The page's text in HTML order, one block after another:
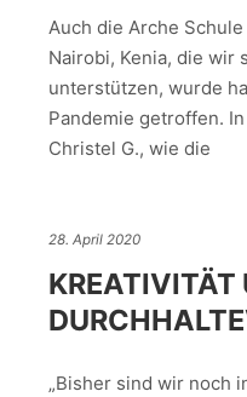
Auch die Arche
Nairobi, Kenia, die wir
unterstützen, wurde
Pandemie getroffen.
Christel G., wie die
28. April 2020
KREATIVITÄT
„Bisher sind wir noch